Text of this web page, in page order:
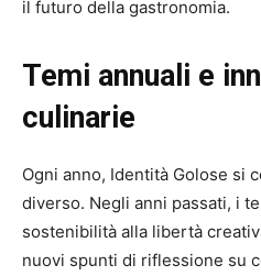
il futuro della gastronomia.
Temi annuali e
culinarie
Ogni anno, Identità Golose si
diverso. Negli anni passati, i
sostenibilità alla libertà
nuovi spunti di riflessione su